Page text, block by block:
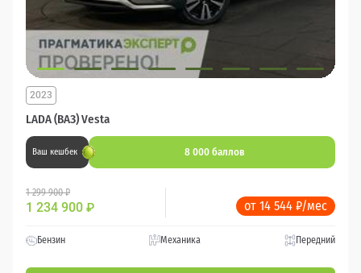
LADA (ВАЗ) Vesta
2023
Ваш кешбек 8 000 баллов
1 299 900 ₽
1 234 900 ₽ от 14 544 ₽/мес
Бензин Механика Передний